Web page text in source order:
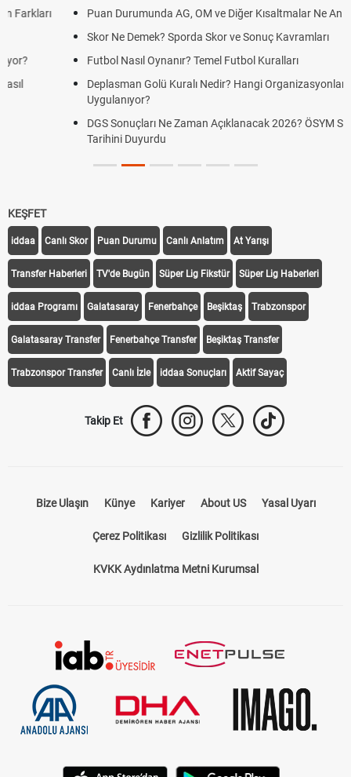
Puan Durumunda AG, OM ve Diğer Kısaltmalar Ne Anlama Gelir?
Skor Ne Demek? Sporda Skor ve Sonuç Kavramları
Futbol Nasıl Oynanır? Temel Futbol Kuralları
Deplasman Golü Kuralı Nedir? Hangi Organizasyonlarda
Uygulanıyor?
DGS Sonuçları Ne Zaman Açıklanacak 2026? ÖSYM Sonuç
Tarihini Duyurdu
KEŞFET
iddaa Canlı Skor Puan Durumu Canlı Anlatım At Yarışı
Transfer Haberleri TV'de Bugün Süper Lig Fikstür Süper Lig Haberleri
iddaa Programı Galatasaray Fenerbahçe Beşiktaş Trabzonspor
Galatasaray Transfer Fenerbahçe Transfer Beşiktaş Transfer
Trabzonspor Transfer Canlı İzle iddaa Sonuçları Aktif Sayaç
Takip Et
Bize Ulaşın Künye Kariyer About US Yasal Uyarı
Çerez Politikası Gizlilik Politikası
KVKK Aydınlatma Metni Kurumsal